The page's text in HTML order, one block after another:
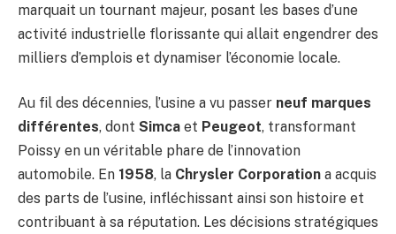
marquait un tournant majeur, posant les bases d’une
activité industrielle florissante qui allait engendrer des
milliers d’emplois et dynamiser l’économie locale.
Au fil des décennies, l’usine a vu passer neuf marques
différentes, dont Simca et Peugeot, transformant
Poissy en un véritable phare de l’innovation
automobile. En 1958, la Chrysler Corporation a acquis
des parts de l’usine, infléchissant ainsi son histoire et
contribuant à sa réputation. Les décisions stratégiques